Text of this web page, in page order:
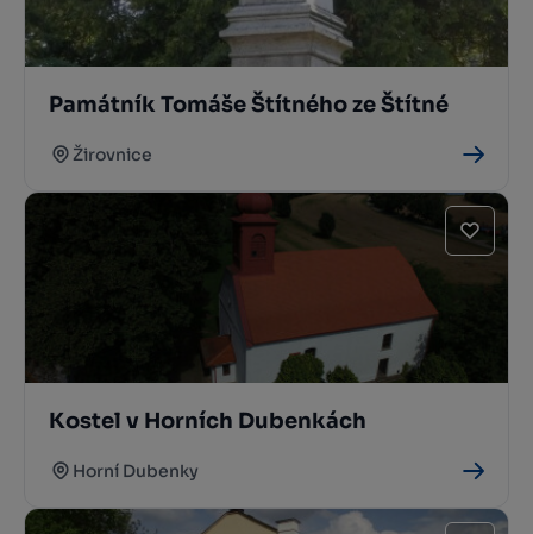
Památník Tomáše Štítného ze Štítné
Žirovnice
Kostel v Horních Dubenkách
Horní Dubenky